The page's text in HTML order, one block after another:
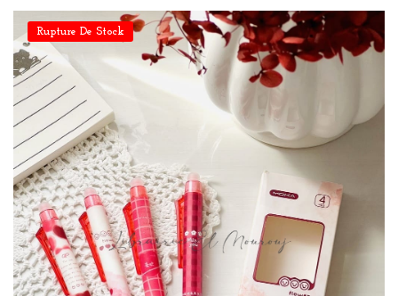
Rupture De Stock